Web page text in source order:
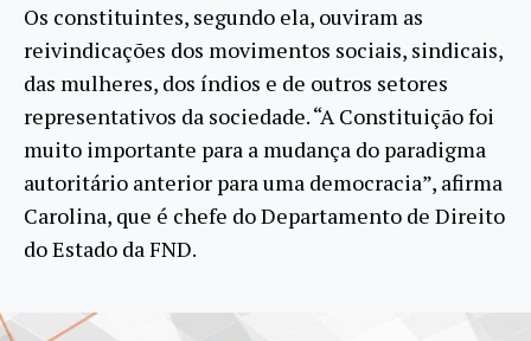
Os constituintes, segundo ela, ouviram as
reivindicações dos movimentos sociais, sindicais,
das mulheres, dos índios e de outros setores
representativos da sociedade. “A Constituição foi
muito importante para a mudança do paradigma
autoritário anterior para uma democracia”, afirma
Carolina, que é chefe do Departamento de Direito
do Estado da FND.